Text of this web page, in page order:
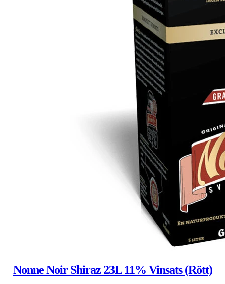
Nonne Noir Shiraz 23L 11% Vinsats (Rött)